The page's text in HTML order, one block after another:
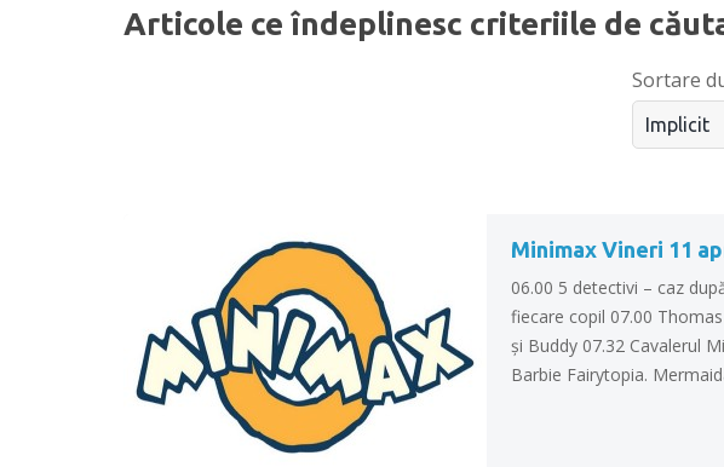
Articole ce îndeplinesc criteriile de
Sortare
Minimax Vineri 11
06.00 5 detectivi – caz
fiecare copil 07.00
şi Buddy 07.32 Cavalerul
Barbie Fairytopia.